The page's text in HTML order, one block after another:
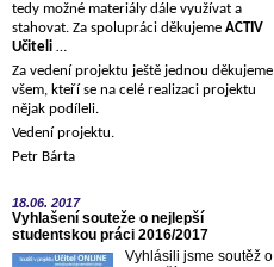
tedy možné materiály dále využívat a
stahovat. Za spolupráci děkujeme ACTIV
Učiteli …
Za vedení projektu ještě jednou děkujeme
všem, kteří se na celé realizaci projektu
nějak podíleli.
Vedení projektu.
Petr Bárta
18.06. 2017
Vyhlašení souteže o nejlepší
studentskou práci 2016/2017
Vyhlásili jsme soutěž o